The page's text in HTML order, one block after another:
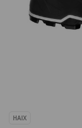
HAIX